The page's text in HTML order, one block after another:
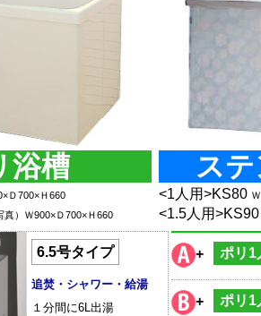
浴槽
Ｄ700×Ｈ660
真）Ｗ900×Ｄ700×Ｈ660
ス
<1人用>KS80
<1.5人用>KS90
6.5号タイプ
追焚・シャワー・給湯
１分間に6L出湯
+ ポリ1
+ ポリ1